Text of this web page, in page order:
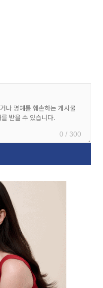
0 / 300